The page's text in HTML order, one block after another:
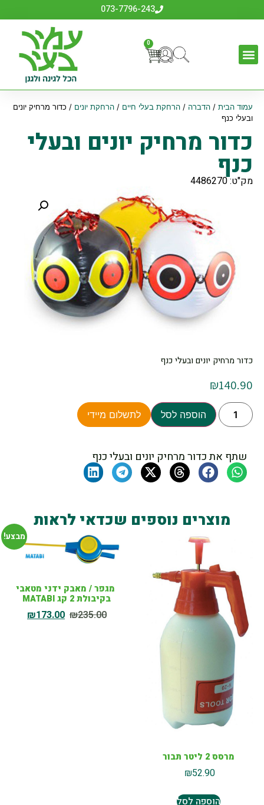
073-7796-243
0
עמוד הבית/ הדברה / הרחקת בעלי חיים / הרחקת יונים / כדור מרחיק יונים
ובעלי כנף
כדור מרחיק יונים ובעלי
כנף
מק"ט: 4486270
כדור מרחיק יונים ובעלי כנף
₪140.90
הוספה לסל לתשלום מיידי
שתף את כדור מרחיק יונים ובעלי כנף
מוצרים נוספים שכדאי לראות
מרסס 2 ליטר תבור
₪52.90
הוספה לסל
מבצע!
מגפר / מאבק ידני מטאבי
בקיבולת 2 קג MATABI
₪235.00
₪173.00